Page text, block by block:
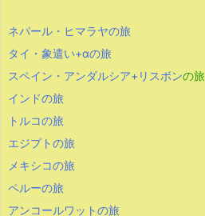
ネパール・ヒマラヤの旅
タイ・象遣い+αの旅
スペイン・アンダルシア+リスボンの旅
インドの旅
トルコの旅
エジプトの旅
メキシコの旅
ペルーの旅
アンコールワットの旅